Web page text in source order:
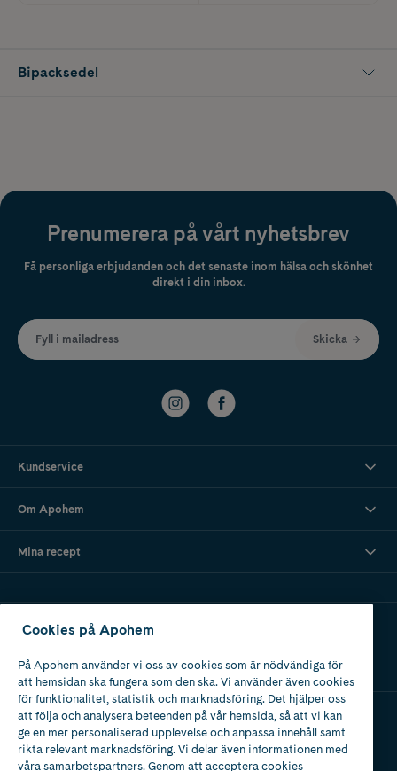
Bipacksedel
Prenumerera på vårt nyhetsbrev
Få personliga erbjudanden och det senaste inom hälsa och skönhet
direkt i din inbox.
Fyll i mailadress Skicka
Kundservice
Om Apohem
Mina recept
Ladda ner vår app
Apotek med tillstånd
av Läkemedelsverket
Cookies på Apohem
På Apohem använder vi oss av cookies som är nödvändiga för
att hemsidan ska fungera som den ska. Vi använder även cookies
för funktionalitet, statistik och marknadsföring. Det hjälper oss
att följa och analysera beteenden på vår hemsida, så att vi kan
ge en mer personaliserad upplevelse och anpassa innehåll samt
rikta relevant marknadsföring. Vi delar även informationen med
våra samarbetspartners. Genom att acceptera cookies